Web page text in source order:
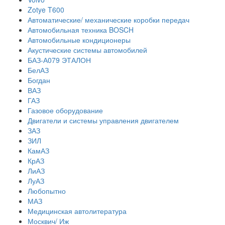
Zotye T600
Автоматические/ механические коробки передач
Автомобильная техника BOSCH
Автомобильные кондиционеры
Акустические системы автомобилей
БАЗ-А079 ЭТАЛОН
БелАЗ
Богдан
ВАЗ
ГАЗ
Газовое оборудование
Двигатели и системы управления двигателем
ЗАЗ
ЗИЛ
КамАЗ
КрАЗ
ЛиАЗ
ЛуАЗ
Любопытно
МАЗ
Медицинская автолитература
Москвич/ Иж